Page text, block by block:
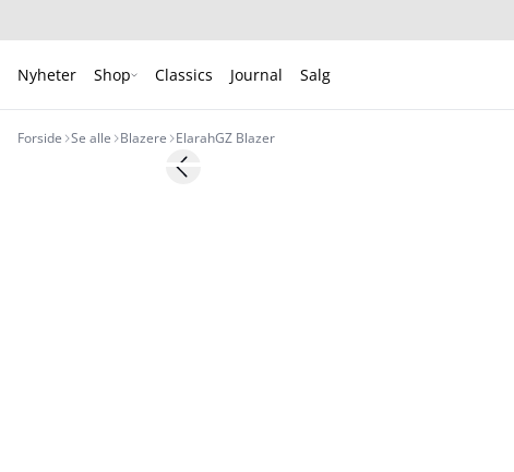
Nyheter Shop Classics Journal Salg
Forside Se alle Blazere ElarahGZ Blazer
- 50%Previous slide